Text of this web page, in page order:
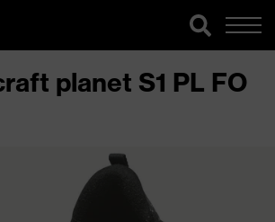
planet S1 PL FO